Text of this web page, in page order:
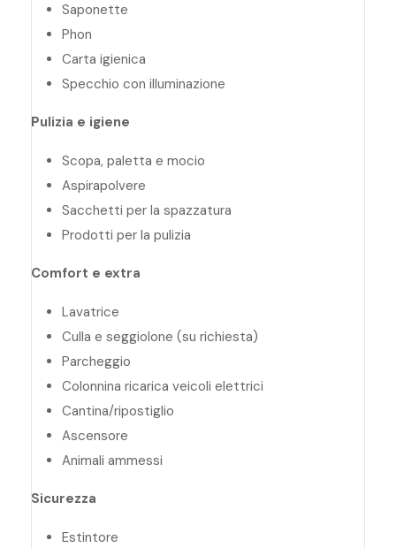
Saponette
Phon
Carta igienica
Specchio con illuminazione
Pulizia e igiene
Scopa, paletta e mocio
Aspirapolvere
Sacchetti per la spazzatura
Prodotti per la pulizia
Comfort e extra
Lavatrice
Culla e seggiolone (su richiesta)
Parcheggio
Colonnina ricarica veicoli elettrici
Cantina/ripostiglio
Ascensore
Animali ammessi
Sicurezza
Estintore